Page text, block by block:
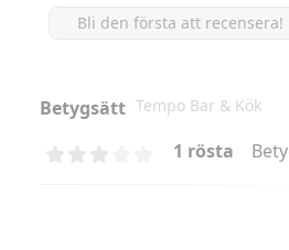
Bli den första att recensera!
Betygsätt Tempo Bar & Kök
1 rösta